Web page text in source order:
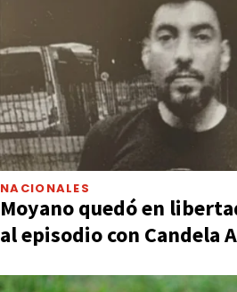
NACIONALES
Moyano quedó en
al episodio con Candela